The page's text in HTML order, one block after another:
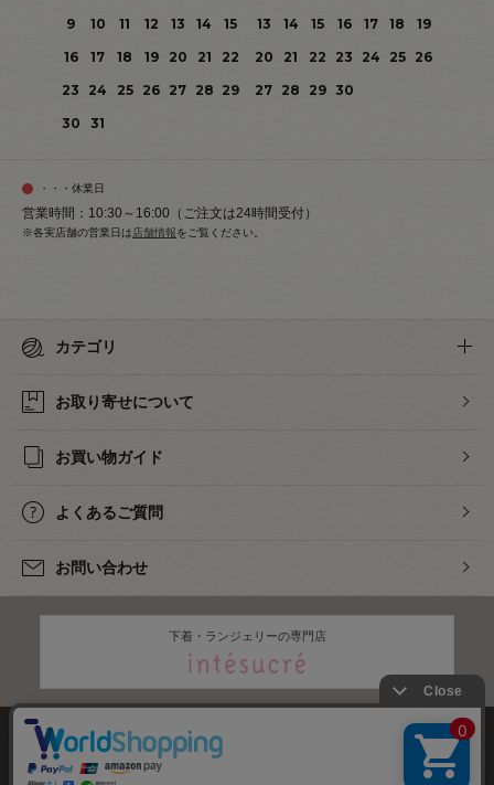
9
10 11 12 13 14
15
16
17 18 19 20 21
22
23
24 25 26 27 28 29
30
31
13
14 15 16 17 18
19
20
21 22 23 24 25
26
27 28 29 30
・・・休業日
営業時間：10:30～16:00（ご注文は24時間受付）
※各実店舗の営業日は 店舗情報をご覧ください。
カテゴリ
お取り寄せについて
お買い物ガイド
よくあるご質問
お問い合わせ
下着・ランジェリーの専門店
株式会社オカダヤ